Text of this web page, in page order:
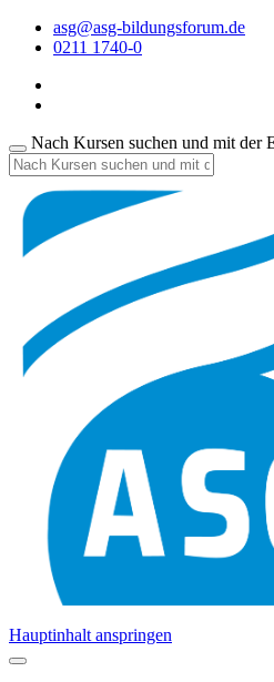
asg@asg-bildungsforum.de
0211 1740-0
Nach Kursen suchen und mit der
Hauptinhalt anspringen